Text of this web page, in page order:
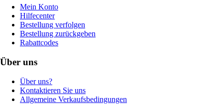
Mein Konto
Hilfecenter
Bestellung verfolgen
Bestellung zurückgeben
Rabattcodes
Über uns
Über uns?
Kontaktieren Sie uns
Allgemeine Verkaufsbedingungen